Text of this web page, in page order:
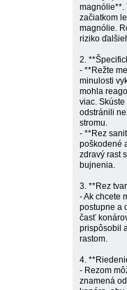
magnólie**.
začiatkom
magnólie.
riziko
2.
- **Režte
minulosti
mohla
viac.
odstránili
stromu.
- **Rez
poškodené
zdravý rast
bujnenia.
3. **Rez
- Ak chcete
postupne a
časť
prispôsobil
rastom.
4.
- Rezom
znamená